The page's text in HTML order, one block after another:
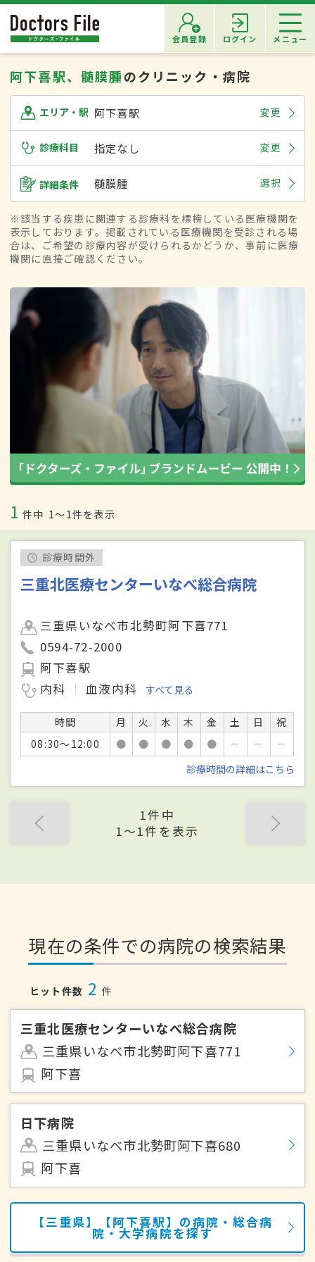
会員登録 ログイン メニュー
阿下喜駅、髄膜腫のクリニック・病院
エリア・駅 阿下喜駅 変更
診療科目 指定なし 変更
詳細条件 髄膜腫 選択
※該当する疾患に関連する診療科を標榜している医療機関を
表示しております。掲載されている医療機関を受診される場
合は、ご希望の診療内容が受けられるかどうか、事前に医療
機関に直接ご確認ください。
1 件中 1〜1件を表示
診療時間外
三重北医療センターいなべ総合病院
三重県いなべ市北勢町阿下喜771
0594-72-2000
阿下喜駅
内科
血液内科 すべて見る
時間 月 火 水 木 金 土 日
祝
08:30～12:00
● ● ● ● ● － －
－
診療時間の詳細はこちら
1件中
1〜1件を表示
現在の条件での病院の検索結果
ヒット件数 2 件
三重北医療センターいなべ総合病院
三重県いなべ市北勢町阿下喜771
阿下喜
日下病院
三重県いなべ市北勢町阿下喜680
阿下喜
【三重県】【阿下喜駅】の病院・総合病
院・大学病院を探す